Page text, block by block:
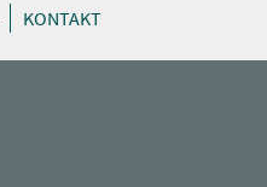
KONTAKT